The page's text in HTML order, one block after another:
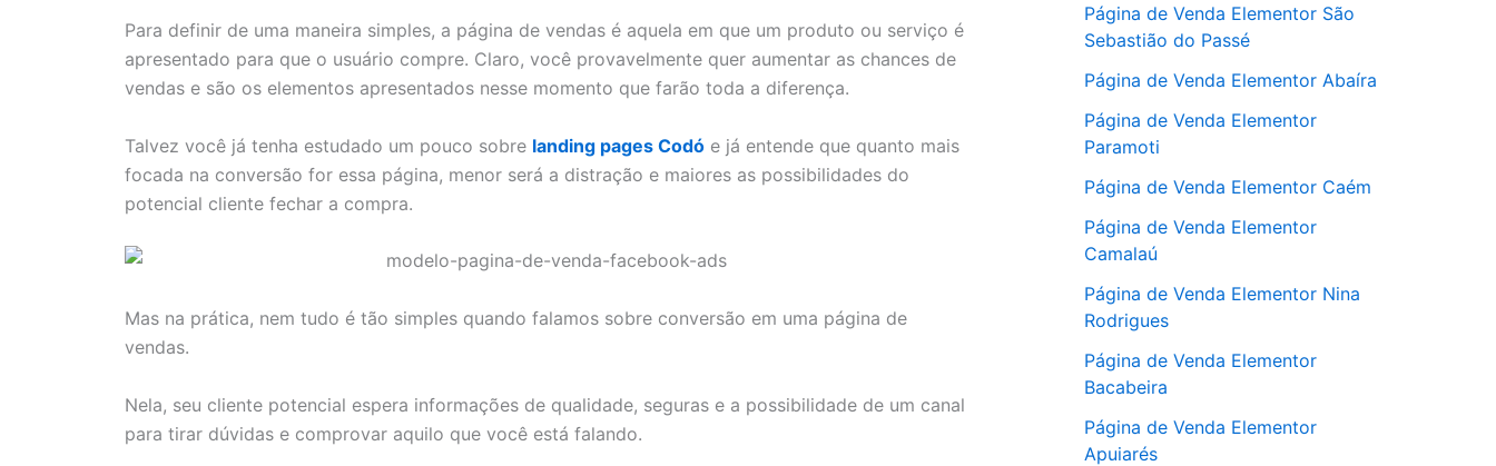
Para definir de uma maneira simples, a página de vendas é aquela em que um produto ou serviço é
apresentado para que o usuário compre. Claro, você provavelmente quer aumentar as chances de
vendas e são os elementos apresentados nesse momento que farão toda a diferença.
Talvez você já tenha estudado um pouco sobre landing pages Codó e já entende que quanto mais
focada na conversão for essa página, menor será a distração e maiores as possibilidades do
potencial cliente fechar a compra.
Mas na prática, nem tudo é tão simples quando falamos sobre conversão em uma página de
vendas.
Nela, seu cliente potencial espera informações de qualidade, seguras e a possibilidade de um canal
para tirar dúvidas e comprovar aquilo que você está falando.
Página de Venda Elementor São
Sebastião do Passé
Página de Venda Elementor Abaíra
Página de Venda Elementor
Paramoti
Página de Venda Elementor Caém
Página de Venda Elementor
Camalaú
Página de Venda Elementor Nina
Rodrigues
Página de Venda Elementor
Bacabeira
Página de Venda Elementor
Apuiarés